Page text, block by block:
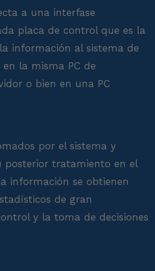
a una interfase
placa de control que es la
información al sistema de
la misma PC de
o bien en una PC
por el sistema y
posterior tratamiento en el
información se obtienen
de gran
y la toma de decisiones